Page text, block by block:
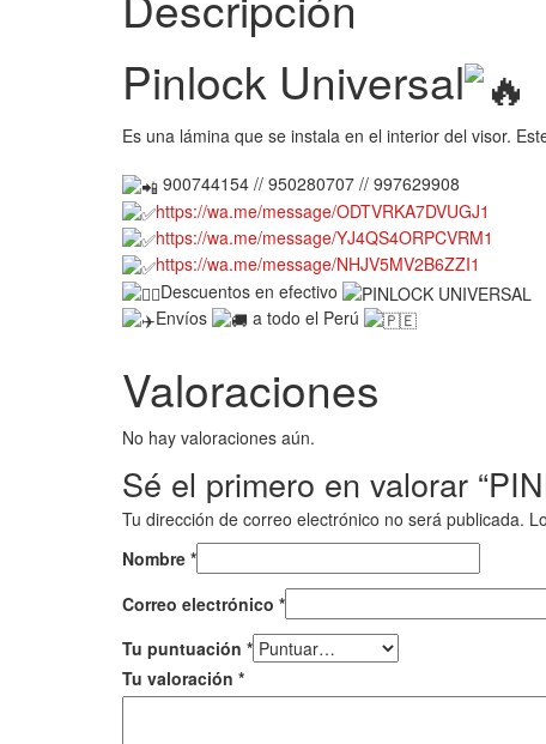
Pinlock Universal
Es una lámina que se instala en el interior del visor.
900744154 // 950280707 // 997629908
https://wa.me/message/ODTVRKA7DVUGJ1
https://wa.me/message/YJ4QS4ORPCVRM1
https://wa.me/message/NHJV5MV2B6ZZI1
Descuentos en efectivo
Envíos
a todo el Perú
Valoraciones
No hay valoraciones aún.
Sé el primero en valorar
Tu dirección de correo electrónico no será publicada.
Nombre *
Correo electrónico *
Tu puntuación *
Tu valoración *